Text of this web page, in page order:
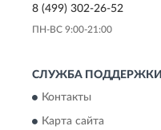
8 (499) 302-26-52
ПН-ВС 9:00-21:00
СЛУЖБА ПОДДЕРЖКИ
Контакты
Карта сайта